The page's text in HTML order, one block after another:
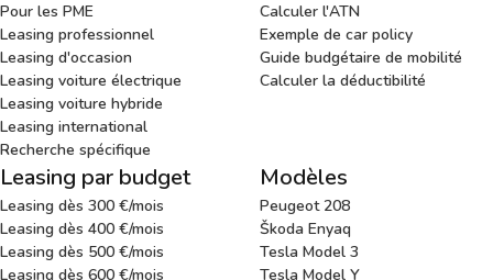
Pour les PME
Leasing professionnel
Leasing d'occasion
Leasing voiture électrique
Leasing voiture hybride
Leasing international
Recherche spécifique
Calculer l'ATN
Exemple de car policy
Guide budgétaire de mobilité
Calculer la déductibilité
Leasing par budget
Leasing dès 300 €/mois
Leasing dès 400 €/mois
Leasing dès 500 €/mois
Leasing dès 600 €/mois
Modèles
Peugeot 208
Škoda Enyaq
Tesla Model 3
Tesla Model Y